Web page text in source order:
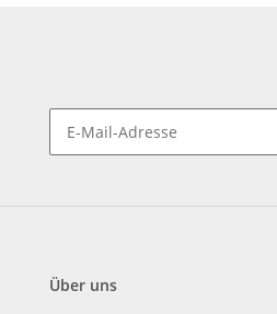
Über uns